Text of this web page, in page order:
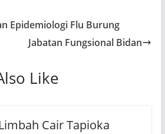
Epidemiologi Flu Burung
Jabatan Fungsional Bidan
Like
Cair Tapioka